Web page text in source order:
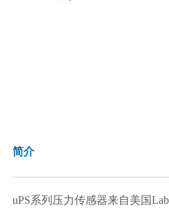
简介
uPS系列压力传感器来自美国